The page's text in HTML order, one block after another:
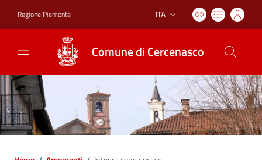
Regione Piemonte Lingua attiva:
ITA
Comune di Cercenasco